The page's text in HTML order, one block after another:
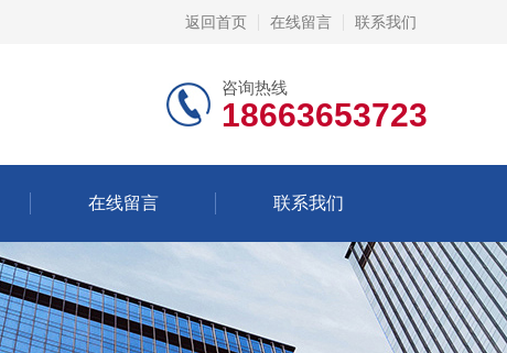
返回首页 在线留言 联系我们
咨询热线
18663653723
在线留言 联系我们